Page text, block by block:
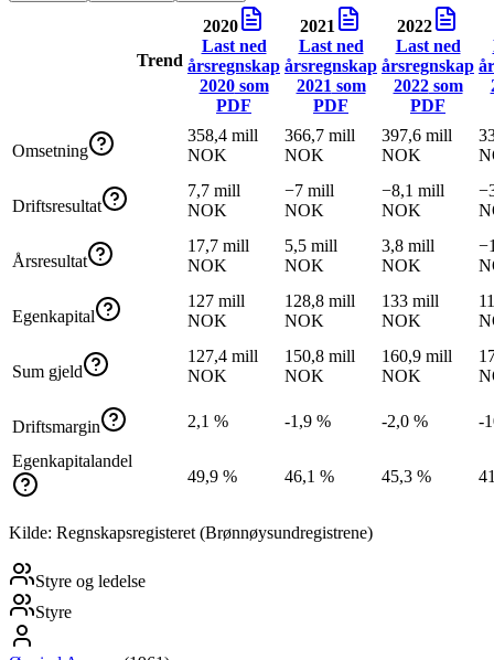
Trend
2020
Last ned
årsregnskap
2020som
PDF
2021
Last ned
årsregnskap
2021 som
PDF
2022
Last ned
årsregnskap
2022som
PDF
Omsetning
358,4 mill
NOK
366,7 mill
NOK
397,6 mill
NOK
Driftsresultat
7,7 mill
NOK
−7 mill
NOK
−8,1 mill
NOK
Årsresultat
17,7 mill
NOK
5,5 mill
NOK
3,8 mill
NOK
Egenkapital
127 mill
NOK
128,8 mill
NOK
133 mill
NOK
Sum gjeld
127,4 mill
NOK
150,8 mill
NOK
160,9 mill
NOK
Driftsmargin 2,1 % -1,9 % -2,0 % -
Egenkapitalandel
49,9 %
46,1 % 45,3 %
Kilde: Regnskapsregisteret (Brønnøysundregistrene)
Styre og ledelse
Styre